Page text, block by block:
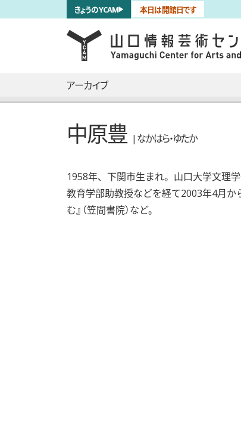
skip to main content 本日は開館日です
きょうのYCAM
言語を切り替える
メインナビゲーション
アーカイブ
中原豊 | なかはら・ゆたか
1958年、下関市生まれ。山口大学文理
教育学部助教授などを経て2003年4月
む』（笠間書院）など。